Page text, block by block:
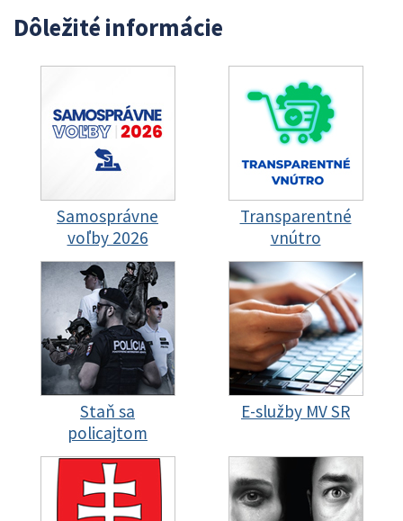
Dôležité informácie
Samosprávne
voľby 2026
Transparentné
vnútro
Staň sa
policajtom
E-služby MV SR